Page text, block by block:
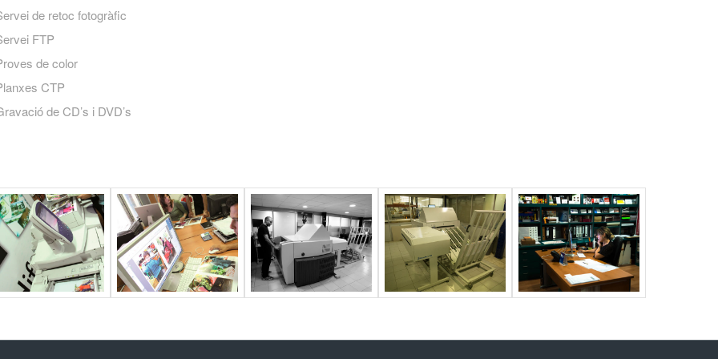
de retoc fotogràfic
FTP
de color
CTP
de CD’s i DVD’s